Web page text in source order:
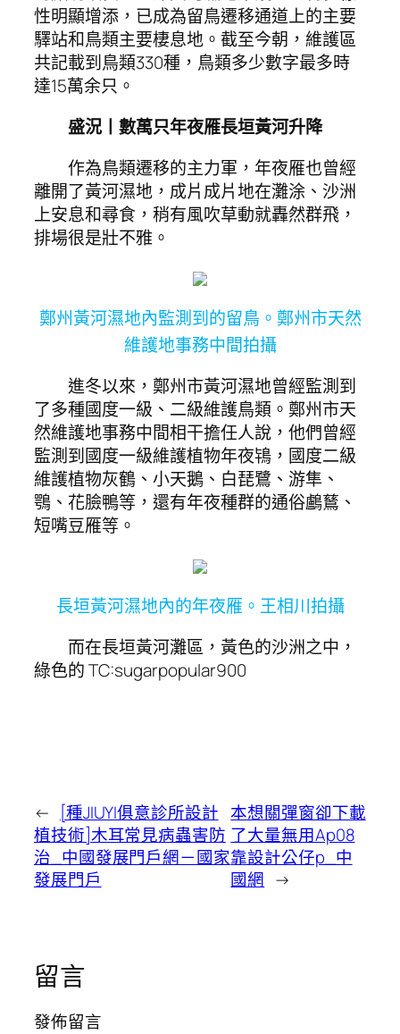
性明顯增添，已成為留鳥遷移通道上的主要
驛站和鳥類主要棲息地。截至今朝，維護區
共記載到鳥類330種，鳥類多少數字最多時
達15萬余只。
盛況 丨 數萬只年夜雁長垣黃河升降
作為鳥類遷移的主力軍，年夜雁也曾經
離開了黃河濕地，成片成片地在灘涂、沙洲
上安息和尋食，稍有風吹草動就轟然群飛，
排場很是壯不雅。
鄭州黃河濕地內監測到的留鳥。鄭州市天然
維護地事務中間拍攝
進冬以來，鄭州市黃河濕地曾經監測到
了多種國度一級、二級維護鳥類。鄭州市天
然維護地事務中間相干擔任人說，他們曾經
監測到國度一級維護植物年夜鴇，國度二級
維護植物灰鶴、小天鵝、白琵鷺、游隼、
鶚、花臉鴨等，還有年夜種群的通俗鸕鶿、
短嘴豆雁等。
長垣黃河濕地內的年夜雁。王相川拍攝
而在長垣黃河灘區，黃色的沙洲之中，
綠色的 TC:sugarpopular900
← [種JIUYI俱意診所設計
植技術]木耳常見病蟲害防
治_中國發展門戶網－國家
發展門戶
本想關彈窗卻下載
了大量無用Ap08
靠設計公仔p_中
國網 →
留言
發佈留言